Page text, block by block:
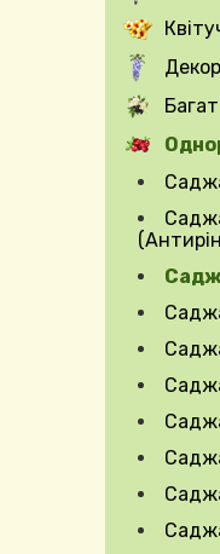
Expand
Expand
Expand